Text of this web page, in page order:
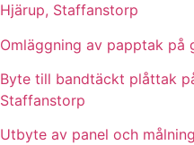
Hjärup, Staffanstorp
Omläggning av papptak på
Byte till bandtäckt plåttak
Staffanstorp
Utbyte av panel och